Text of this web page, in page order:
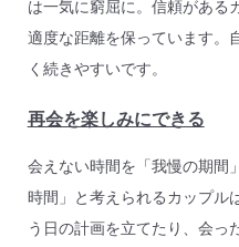
は一気に窮屈に。信頼がある
適度な距離を保っています。
く続きやすいです。
再会を楽しみにできる
会えない時間を「我慢の期間
時間」と考えられるカップル
う日の計画を立てたり、会っ